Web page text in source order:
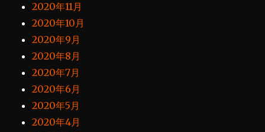
2020年11月
2020年10月
2020年9月
2020年8月
2020年7月
2020年6月
2020年5月
2020年4月